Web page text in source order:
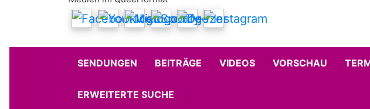
SENDUNGEN BEITRÄGE VIDEOS VORSCHAU
ERWEITERTE SUCHE